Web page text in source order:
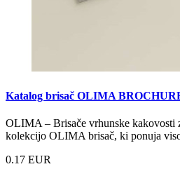
Katalog brisač OLIMA
OLIMA – Brisače vrhunske kakovosti
kolekcijo OLIMA brisač, ki ponuja
0.17 EUR